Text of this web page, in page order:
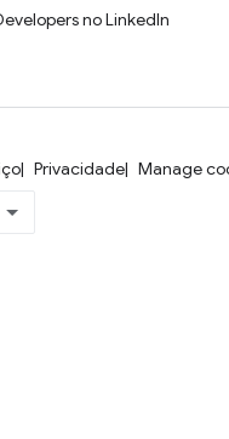
no LinkedIn
Privacidade Manage